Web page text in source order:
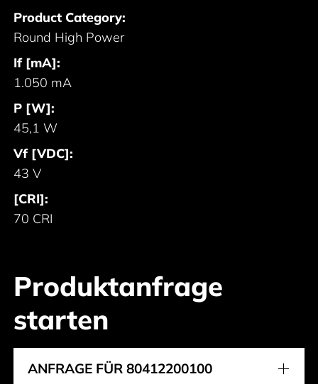
Product Category:
Round High Power
If [mA]:
1.050 mA
P [W]:
45,1 W
Vf [VDC]:
43 V
[CRI]:
70 CRI
Produktanfrage
starten
ANFRAGE FÜR 80412200100